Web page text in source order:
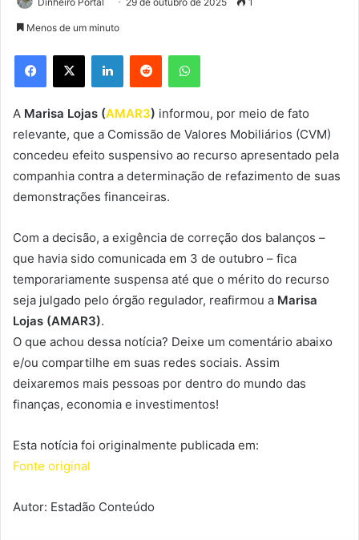
Menos de um minuto
Facebook
X LinkedinReddit WhatsApp
A Marisa Lojas (AMAR3) informou, por meio de fato
relevante, que a Comissão de Valores Mobiliários (CVM)
concedeu efeito suspensivo ao recurso apresentado pela
companhia contra a determinação de refazimento de suas
demonstrações financeiras.
Com a decisão, a exigência de correção dos balanços –
que havia sido comunicada em 3 de outubro – fica
temporariamente suspensa até que o mérito do recurso
seja julgado pelo órgão regulador, reafirmou a Marisa
Lojas (AMAR3).
O que achou dessa notícia? Deixe um comentário abaixo
e/ou compartilhe em suas redes sociais. Assim
deixaremos mais pessoas por dentro do mundo das
finanças, economia e investimentos!
Esta notícia foi originalmente publicada em:
Fonte original
Autor: Estadão Conteúdo